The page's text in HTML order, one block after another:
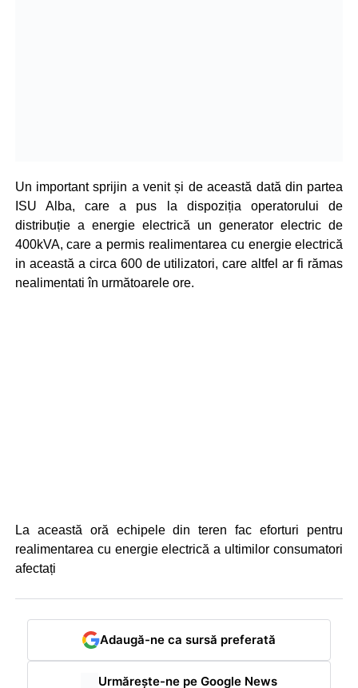
Un important sprijin a venit și de această dată din partea
ISU Alba, care a pus la dispoziția operatorului de
distribuție a energie electrică un generator electric de
400kVA, care a permis realimentarea cu energie electrică
in această a circa 600 de utilizatori, care altfel ar fi rămas
nealimentati în următoarele ore.
La această oră echipele din teren fac eforturi pentru
realimentarea cu energie electrică a ultimilor consumatori
afectați
Adaugă-ne ca sursă preferată
Urmărește-ne pe Google News